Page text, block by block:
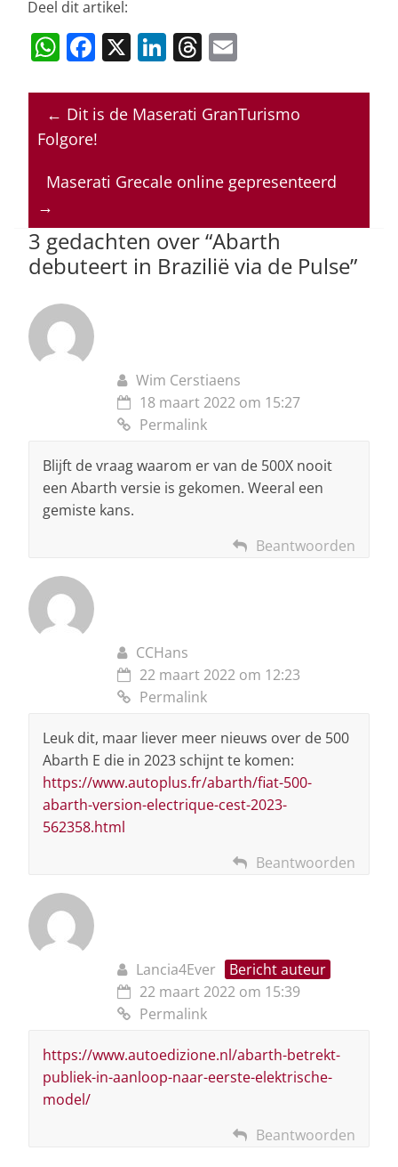
Deel dit artikel:
W
at
s
A
p
p
F
c
e
o
o
k
X Li
k
e
n
T
re
a
s
ai
l
← Dit is de Maserati GranTurismo
Folgore!
Maserati Grecale online gepresenteerd
→
3 gedachten over “Abarth
debuteert in Brazilië via de Pulse”
Wim Cerstiaens
18 maart 2022 om 15:27
Permalink
Blijft de vraag waarom er van de 500X nooit
een Abarth versie is gekomen. Weeral een
gemiste kans.
Beantwoorden
CCHans
22 maart 2022 om 12:23
Permalink
Leuk dit, maar liever meer nieuws over de 500
Abarth E die in 2023 schijnt te komen:
https://www.autoplus.fr/abarth/fiat-500-
abarth-version-electrique-cest-2023-
562358.html
Beantwoorden
Lancia4Ever
Bericht auteur
22 maart 2022 om 15:39
Permalink
https://www.autoedizione.nl/abarth-betrekt-
publiek-in-aanloop-naar-eerste-elektrische-
model/
Beantwoorden